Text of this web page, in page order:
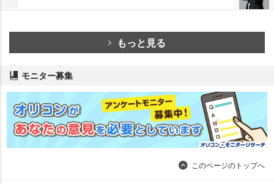
もっと見る
モニター募集
このページのトップへ